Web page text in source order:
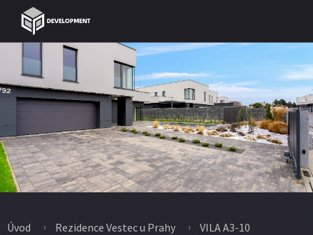
Úvod Rezidence Vestec u Prahy VILA A3-10